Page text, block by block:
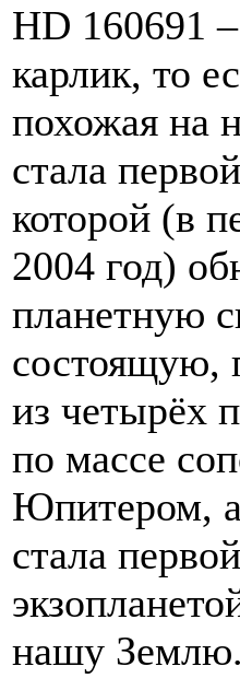
HD 160691
карлик, то
похожая на
стала
которой (в
2004 год)
планетную
состоящую,
из четырёх
по массе
Юпитером, а
стала
нашу Землю.